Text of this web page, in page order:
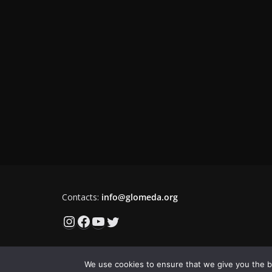
Contacts: info@glomeda.org
Instagram
Facebook
YouTube
Twitter
We use cookies to ensure that we give you the